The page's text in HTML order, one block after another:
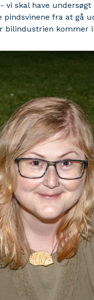
vi skal have
pindsvinene fra at gå
bilindustrien kommer